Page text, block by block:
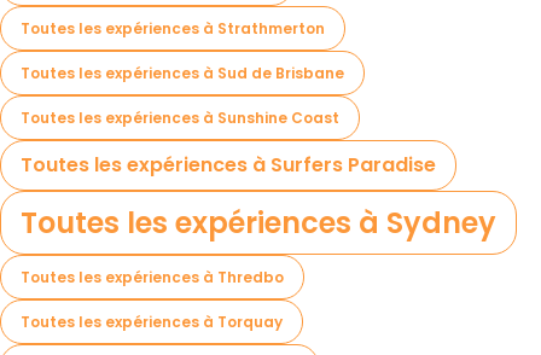
Toutes les expériences à Strathmerton
Toutes les expériences à Sud de Brisbane
Toutes les expériences à Sunshine Coast
Toutes les expériences à Surfers Paradise
Toutes les expériences à Sydney
Toutes les expériences à Thredbo
Toutes les expériences à Torquay